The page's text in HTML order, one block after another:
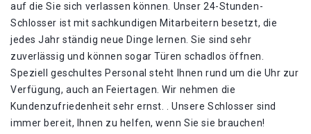
auf die Sie sich verlassen können. Unser 24-Stunden-
Schlosser ist mit sachkundigen Mitarbeitern besetzt, die
jedes Jahr ständig neue Dinge lernen. Sie sind sehr
zuverlässig und können sogar Türen schadlos öffnen.
Speziell geschultes Personal steht Ihnen rund um die Uhr zur
Verfügung, auch an Feiertagen. Wir nehmen die
Kundenzufriedenheit sehr ernst. . Unsere Schlosser sind
immer bereit, Ihnen zu helfen, wenn Sie sie brauchen!